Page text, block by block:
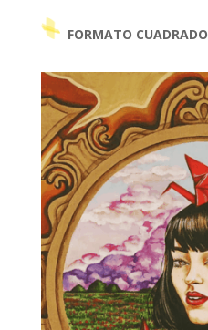
FORMATO CUADRADO